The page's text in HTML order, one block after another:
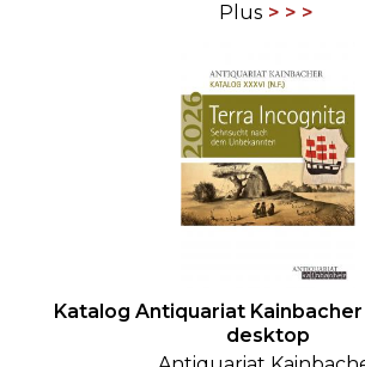
Plus
Katalog Antiquariat Kainbacher
desktop